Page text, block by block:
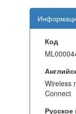
Код
Wireless
Connect